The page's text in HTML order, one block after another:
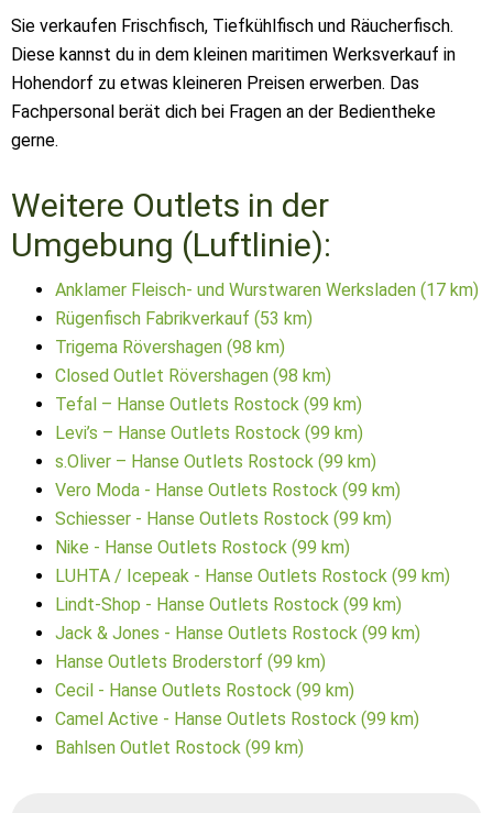
Sie verkaufen Frischfisch, Tiefkühlfisch und Räucherfisch.
Diese kannst du in dem kleinen maritimen Werksverkauf in
Hohendorf zu etwas kleineren Preisen erwerben. Das
Fachpersonal berät dich bei Fragen an der Bedientheke
gerne.
Weitere Outlets in der
Umgebung (Luftlinie):
Anklamer Fleisch- und Wurstwaren Werksladen (17 km)
Rügenfisch Fabrikverkauf (53 km)
Trigema Rövershagen (98 km)
Closed Outlet Rövershagen (98 km)
Tefal – Hanse Outlets Rostock (99 km)
Levi’s – Hanse Outlets Rostock (99 km)
s.Oliver – Hanse Outlets Rostock (99 km)
Vero Moda - Hanse Outlets Rostock (99 km)
Schiesser - Hanse Outlets Rostock (99 km)
Nike - Hanse Outlets Rostock (99 km)
LUHTA / Icepeak - Hanse Outlets Rostock (99 km)
Lindt-Shop - Hanse Outlets Rostock (99 km)
Jack & Jones - Hanse Outlets Rostock (99 km)
Hanse Outlets Broderstorf (99 km)
Cecil - Hanse Outlets Rostock (99 km)
Camel Active - Hanse Outlets Rostock (99 km)
Bahlsen Outlet Rostock (99 km)